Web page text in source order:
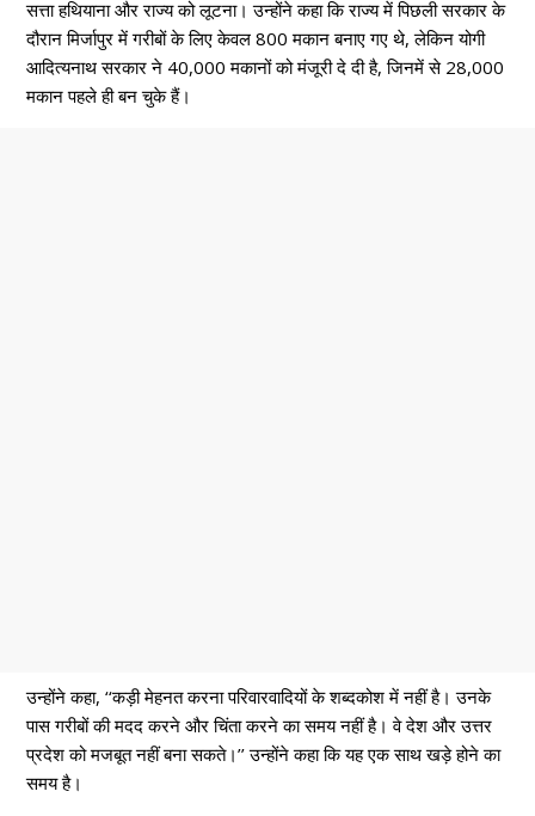
सत्ता हथियाना और राज्य को लूटना। उन्होंने कहा कि राज्य में पिछली सरकार के
दौरान मिर्जापुर में गरीबों के लिए केवल 800 मकान बनाए गए थे, लेकिन योगी
आदित्यनाथ सरकार ने 40,000 मकानों को मंजूरी दे दी है, जिनमें से 28,000
मकान पहले ही बन चुके हैं।
उन्होंने कहा, ‘‘कड़ी मेहनत करना परिवारवादियों के शब्दकोश में नहीं है। उनके
पास गरीबों की मदद करने और चिंता करने का समय नहीं है। वे देश और उत्तर
प्रदेश को मजबूत नहीं बना सकते।’’ उन्होंने कहा कि यह एक साथ खड़े होने का
समय है।